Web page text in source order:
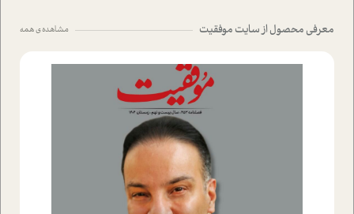
معرفی محصول از سایت موفقیت مشاهده ی همه